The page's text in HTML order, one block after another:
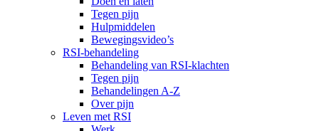
Tegen pijn
Hulpmiddelen
Bewegingsvideo’s
RSI-behandeling
Behandeling van RSI-klachten
Tegen pijn
Behandelingen A-Z
Over pijn
Leven met RSI